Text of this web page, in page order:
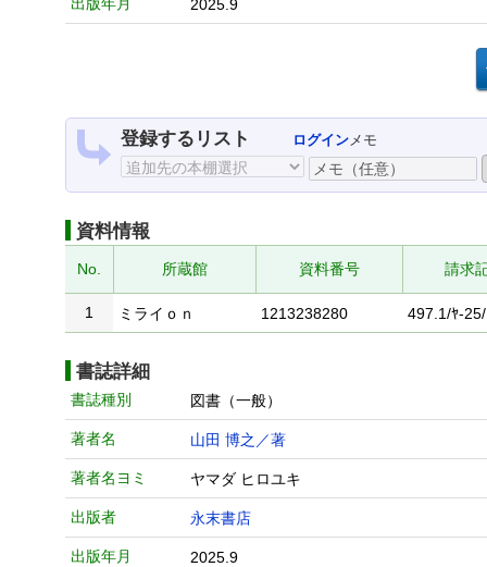
2025.9
登録するリスト ログインメモ
資料情報
No. 所蔵館 資料番号 請求
1 ミライｏｎ 1213238280 497.1/ﾔ-25/
書誌詳細
書誌種別 図書（一般）
著者名 山田 博之／著
著者名ヨミ ヤマダ ヒロユキ
出版者 永末書店
出版年月 2025.9